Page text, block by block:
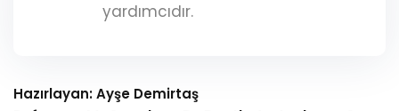
yardımcıdır.
Hazırlayan: Ayşe Demirtaş